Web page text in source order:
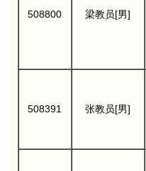
508800 梁教员[男]
508391 张教员[男]